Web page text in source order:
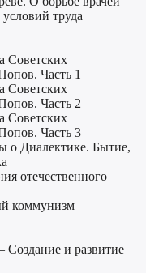
труда
Советских
Часть 1
Советских
Часть 2
Советских
Часть 3
Диалектике. Бытие,
отечественного
коммунизм
и развитие